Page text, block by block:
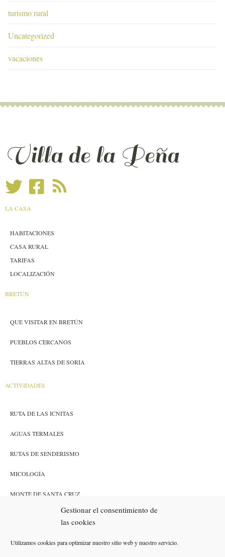
Gestionar el consentimiento de
las cookies
Utilizamos cookies para optimizar nuestro sitio web y nuestro servicio.
turismo rural
Uncategorized
vacaciones
Villa de la Peña
LA CASA
HABITACIONES
CASA RURAL
TARIFAS
LOCALIZACIÓN
BRETÚN
QUE VISITAR EN BRETÚN
PUEBLOS CERCANOS
TIERRAS ALTAS DE SORIA
ACTIVIDADES
RUTA DE LAS ICNITAS
AGUAS TERMALES
RUTAS DE SENDERISMO
MICOLOGÍA
MONTE DE SANTA CRUZ